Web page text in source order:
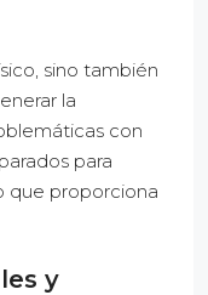
sino también
la
con
para
que proporciona
y